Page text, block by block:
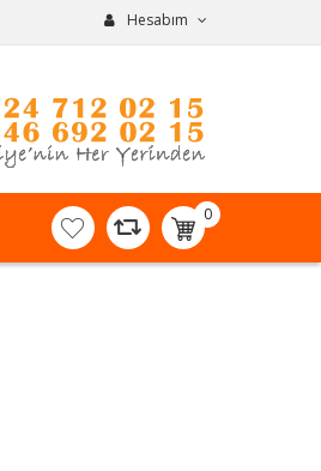
Hesabım
0
item(s)
-